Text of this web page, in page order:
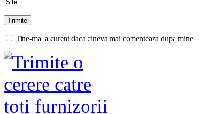
Tine-ma la curent daca cineva mai comenteaza dupa mine